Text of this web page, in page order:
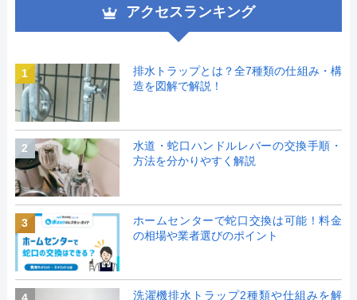
アクセスランキング
1
排水トラップとは？全7種類の仕組み・構
造を図解で解説！
2
水道・蛇口ハンドルレバーの交換手順・
方法を分かりやすく解説
3
ホームセンターで蛇口交換は可能！料金
の相場や業者選びのポイント
洗濯機排水トラップ2種類や仕組みを解